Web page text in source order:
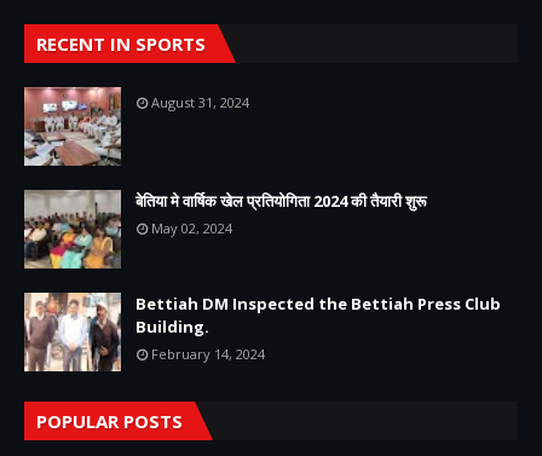
RECENT IN SPORTS
August 31, 2024
बेतिया मे वार्षिक खेल प्रतियोगिता 2024 की तैयारी शुरू
May 02, 2024
Bettiah DM Inspected the Bettiah Press Club
Building.
February 14, 2024
POPULAR POSTS